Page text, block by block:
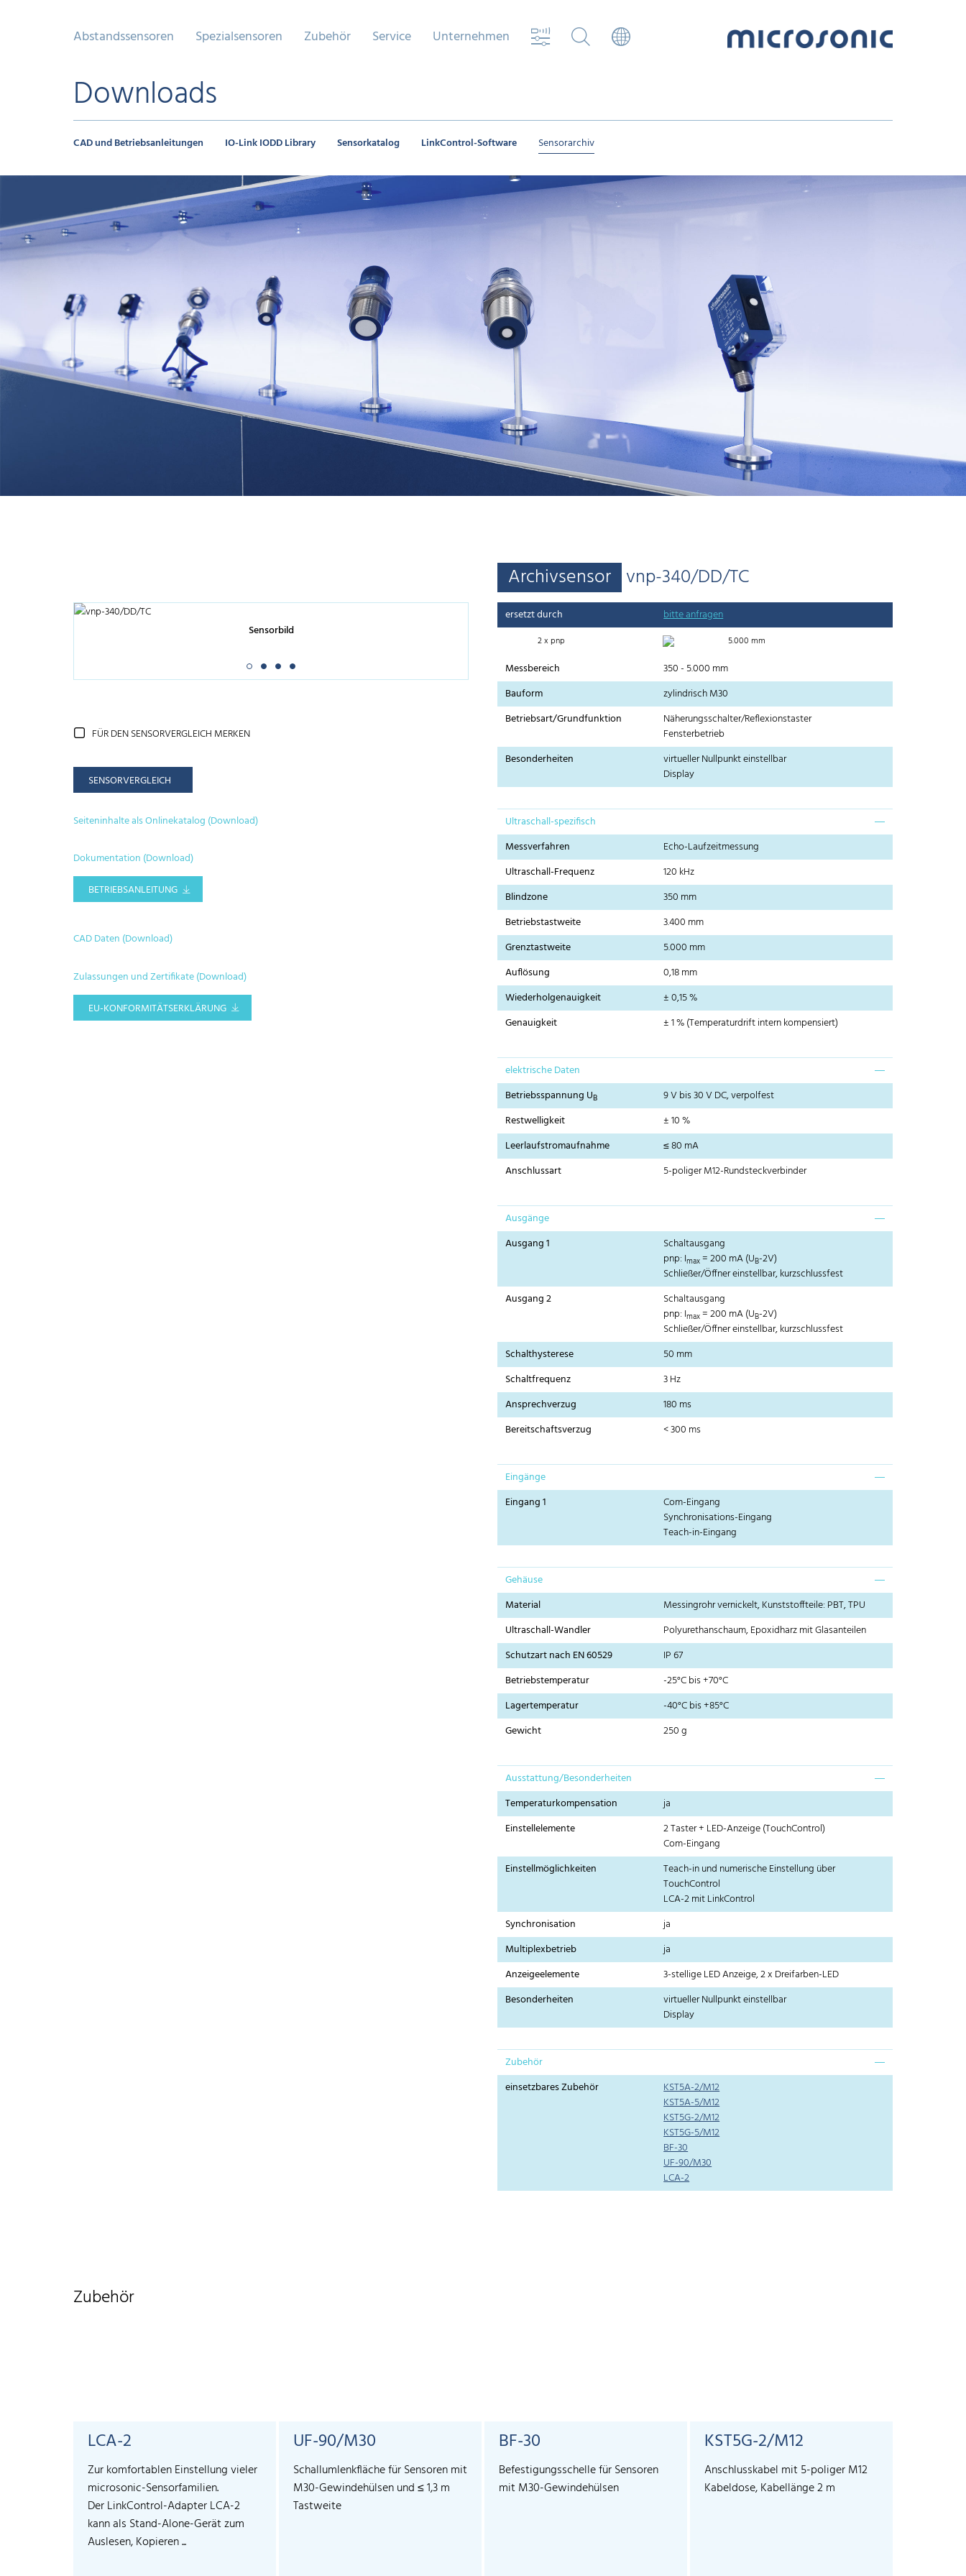
Abstandssensoren Spezialsensoren Zubehör Service Unternehmen
Downloads
CAD und Betriebsanleitungen IO-Link IODD Library Sensorkatalog LinkControl-Software Sensorarchiv
Archivsensor vnp-340/DD/TC
Sensorbild
FÜR DEN SENSORVERGLEICH MERKEN
SENSORVERGLEICH
Seiteninhalte als Onlinekatalog (Download)
Dokumentation (Download)
BETRIEBSANLEITUNG
CAD Daten (Download)
Zulassungen und Zertifikate (Download)
EU-KONFORMITÄTSERKLÄRUNG
ersetzt durch bitte anfragen
2 x pnp 5.000 mm
Messbereich
350 - 5.000 mm
Bauform
zylindrisch M30
Betriebsart/Grundfunktion
Näherungsschalter/Reflexionstaster
Fensterbetrieb
Besonderheiten
virtueller Nullpunkt einstellbar
Display
Ultraschall-spezifisch
Messverfahren
Echo-Laufzeitmessung
Ultraschall-Frequenz
120 kHz
Blindzone
350 mm
Betriebstastweite
3.400 mm
Grenztastweite
5.000 mm
Auflösung
0,18 mm
Wiederholgenauigkeit
± 0,15 %
Genauigkeit
± 1 % (Temperaturdrift intern kompensiert)
elektrische Daten
Betriebsspannung UB
9 V bis 30 V DC, verpolfest
Restwelligkeit
± 10 %
Leerlaufstromaufnahme
≤ 80 mA
Anschlussart
5-poliger M12-Rundsteckverbinder
Ausgänge
Ausgang 1
Schaltausgang
pnp: Imax= 200 mA (UB-2V)
Schließer/Öffner einstellbar, kurzschlussfest
Ausgang 2
Schaltausgang
pnp: Imax= 200 mA (UB-2V)
Schließer/Öffner einstellbar, kurzschlussfest
Schalthysterese
50 mm
Schaltfrequenz
3 Hz
Ansprechverzug
180 ms
Bereitschaftsverzug
< 300 ms
Eingänge
Eingang 1
Com-Eingang
Synchronisations-Eingang
Teach-in-Eingang
Gehäuse
Material
Messingrohr vernickelt, Kunststoffteile: PBT, TPU
Ultraschall-Wandler
Polyurethanschaum, Epoxidharz mit Glasanteilen
Schutzart nach EN 60529
IP 67
Betriebstemperatur
-25°C bis +70°C
Lagertemperatur
-40°C bis +85°C
Gewicht
250 g
Ausstattung/Besonderheiten
Temperaturkompensation
ja
Einstellelemente
2 Taster + LED-Anzeige (TouchControl)
Com-Eingang
Einstellmöglichkeiten
Teach-in und numerische Einstellung über
TouchControl
LCA-2 mit LinkControl
Synchronisation
ja
Multiplexbetrieb
ja
Anzeigeelemente
3-stellige LED Anzeige, 2 x Dreifarben-LED
Besonderheiten
virtueller Nullpunkt einstellbar
Display
Zubehör
einsetzbares Zubehör
KST5A-2/M12
KST5A-5/M12
KST5G-2/M12
KST5G-5/M12
BF-30
UF-90/M30
LCA-2
Zubehör
LCA-2
Zur komfortablen Einstellung vieler
microsonic-Sensorfamilien.
Der LinkControl-Adapter LCA-2
kann als Stand-Alone-Gerät zum
Auslesen, Kopieren ...
UF-90/M30
Schallumlenkfläche für Sensoren mit
M30-Gewindehülsen und ≤ 1,3 m
Tastweite
BF-30
Befestigungsschelle für Sensoren
mit M30-Gewindehülsen
KST5G-2/M12
Anschlusskabel mit 5-poliger M12
Kabeldose, Kabellänge 2 m